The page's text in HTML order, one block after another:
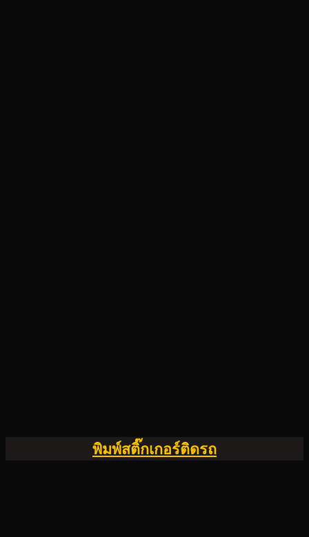
พิมพ์สติ๊กเกอร์ติดรถ